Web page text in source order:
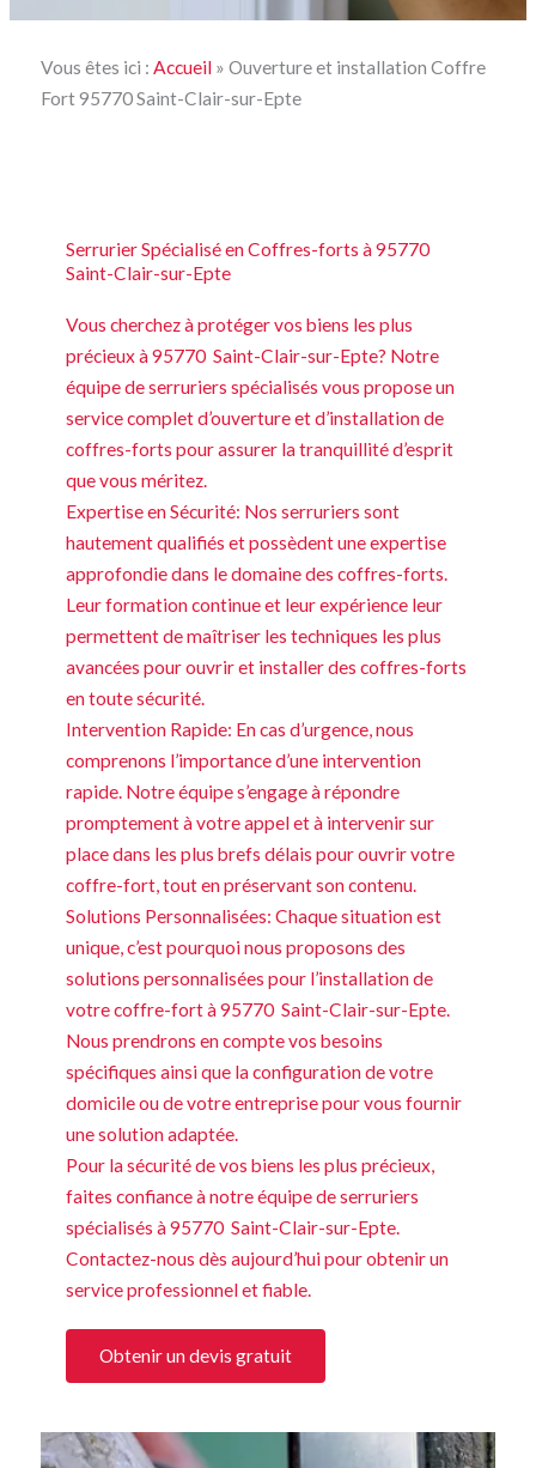
Vous êtes ici : Accueil» Ouverture et installation Coffre
Fort 95770 Saint-Clair-sur-Epte
Serrurier Spécialisé en Coffres-forts à 95770
Saint-Clair-sur-Epte
Vous cherchez à protéger vos biens les plus
précieux à 95770 Saint-Clair-sur-Epte? Notre
équipe de serruriers spécialisés vous propose un
service complet d’ouverture et d’installation de
coffres-forts pour assurer la tranquillité d’esprit
que vous méritez.
Expertise en Sécurité: Nos serruriers sont
hautement qualifiés et possèdent une expertise
approfondie dans le domaine des coffres-forts.
Leur formation continue et leur expérience leur
permettent de maîtriser les techniques les plus
avancées pour ouvrir et installer des coffres-forts
en toute sécurité.
Intervention Rapide: En cas d’urgence, nous
comprenons l’importance d’une intervention
rapide. Notre équipe s’engage à répondre
promptement à votre appel et à intervenir sur
place dans les plus brefs délais pour ouvrir votre
coffre-fort, tout en préservant son contenu.
Solutions Personnalisées: Chaque situation est
unique, c’est pourquoi nous proposons des
solutions personnalisées pour l’installation de
votre coffre-fort à 95770 Saint-Clair-sur-Epte.
Nous prendrons en compte vos besoins
spécifiques ainsi que la configuration de votre
domicile ou de votre entreprise pour vous fournir
une solution adaptée.
Pour la sécurité de vos biens les plus précieux,
faites confiance à notre équipe de serruriers
spécialisés à 95770 Saint-Clair-sur-Epte.
Contactez-nous dès aujourd’hui pour obtenir un
service professionnel et fiable.
Obtenir un devis gratuit